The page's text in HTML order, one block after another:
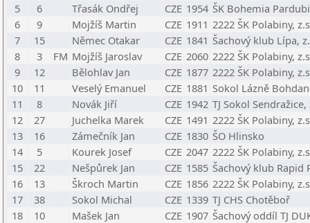
5
6 Třasák Ondřej CZE 1954 ŠK Bohemia
6
9 Mojžíš Martin CZE 1911 2222 ŠK Polabiny,
7
15 Němec Otakar CZE 1841 Šachový klub Lípa,
8
3 FM Mojžíš Jaroslav CZE 2060 2222 ŠK Polabiny,
9
12 Bělohlav Jan CZE 1877 2222 ŠK Polabiny,
10
11 Veselý Emanuel CZE 1881 Sokol Lázně
11
8 Novák Jiří CZE 1942 TJ Sokol Sendražice,
12
27 Juchelka Marek CZE 1491 2222 ŠK Polabiny,
13
16 Zámečník Jan CZE 1830 ŠO Hlinsko
14
5 Kourek Josef CZE 2047 2222 ŠK Polabiny,
15
22 Nešpůrek Jan CZE 1585 Šachový klub Rapid
16
13 Škroch Martin CZE 1856 2222 ŠK Polabiny,
17
38 Sokol Michal CZE 1339 TJ CHS Chotěboř
18
10 Mašek Jan CZE 1907 Šachový oddíl TJ